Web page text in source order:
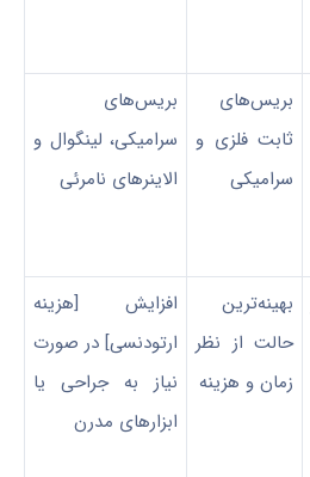
بریس‌های
ثابت فلزی و
سرامیکی
بریس‌های
سرامیکی، لینگوال و
الاینرهای نامرئی
بهینه‌ترین
حالت از نظر
زمان و هزینه
افزایش [هزینه
ارتودنسی] در صورت
نیاز به جراحی یا
ابزارهای مدرن